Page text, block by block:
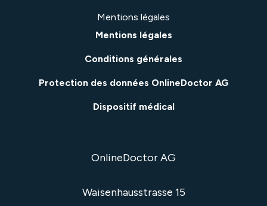
Mentions légales
Mentions légales
Conditions générales
Protection des données OnlineDoctor AG
Dispositif médical
OnlineDoctor AG
Waisenhausstrasse 15